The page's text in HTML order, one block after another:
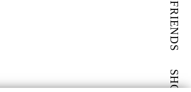
FRIENDS
SHOP